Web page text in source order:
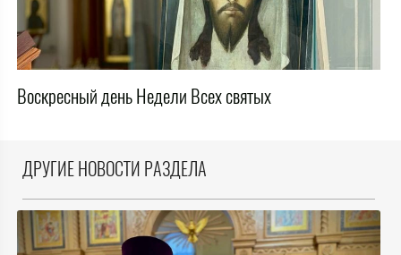
Воскресный день Недели Всех святых
ДРУГИЕ НОВОСТИ РАЗДЕЛА